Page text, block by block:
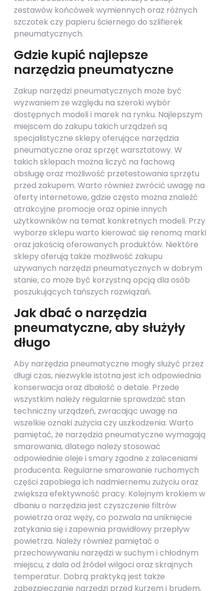
zestawów końcówek wymiennych oraz różnych
szczotek czy papieru ściernego do szlifierek
pneumatycznych.
Gdzie kupić najlepsze
narzędzia pneumatyczne
Zakup narzędzi pneumatycznych może być
wyzwaniem ze względu na szeroki wybór
dostępnych modeli i marek na rynku. Najlepszym
miejscem do zakupu takich urządzeń są
specjalistyczne sklepy oferujące narzędzia
pneumatyczne oraz sprzęt warsztatowy. W
takich sklepach można liczyć na fachową
obsługę oraz możliwość przetestowania sprzętu
przed zakupem. Warto również zwrócić uwagę na
oferty internetowe, gdzie często można znaleźć
atrakcyjne promocje oraz opinie innych
użytkowników na temat konkretnych modeli. Przy
wyborze sklepu warto kierować się renomą marki
oraz jakością oferowanych produktów. Niektóre
sklepy oferują także możliwość zakupu
używanych narzędzi pneumatycznych w dobrym
stanie, co może być korzystną opcją dla osób
poszukujących tańszych rozwiązań.
Jak dbać o narzędzia
pneumatyczne, aby służyły
długo
Aby narzędzia pneumatyczne mogły służyć przez
długi czas, niezwykle istotna jest ich odpowiednia
konserwacja oraz dbałość o detale. Przede
wszystkim należy regularnie sprawdzać stan
techniczny urządzeń, zwracając uwagę na
wszelkie oznaki zużycia czy uszkodzenia. Warto
pamiętać, że narzędzia pneumatyczne wymagają
smarowania, dlatego należy stosować
odpowiednie oleje i smary zgodne z zaleceniami
producenta. Regularne smarowanie ruchomych
części zapobiega ich nadmiernemu zużyciu oraz
zwiększa efektywność pracy. Kolejnym krokiem w
dbaniu o narzędzia jest czyszczenie filtrów
powietrza oraz węży, co pozwala na uniknięcie
zatykania się i zapewnia prawidłowy przepływ
powietrza. Należy również pamiętać o
przechowywaniu narzędzi w suchym i chłodnym
miejscu, z dala od źródeł wilgoci oraz skrajnych
temperatur. Dobrą praktyką jest także
zabezpieczanie narzędzi przed kurzem i brudem,